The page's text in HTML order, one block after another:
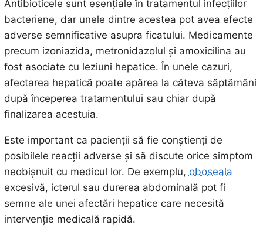
Antibioticele sunt esențiale în tratamentul infecțiilor
bacteriene, dar unele dintre acestea pot avea efecte
adverse semnificative asupra ficatului. Medicamente
precum izoniazida, metronidazolul și amoxicilina au
fost asociate cu leziuni hepatice. În unele cazuri,
afectarea hepatică poate apărea la câteva săptămâni
după începerea tratamentului sau chiar după
finalizarea acestuia.
Este important ca pacienții să fie conștienți de
posibilele reacții adverse și să discute orice simptom
neobișnuit cu medicul lor. De exemplu, oboseala
excesivă, icterul sau durerea abdominală pot fi
semne ale unei afectări hepatice care necesită
intervenție medicală rapidă.